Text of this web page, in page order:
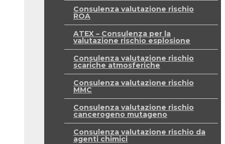
Consulenza valutazione rischio
ROA
ATEX – Consulenza per la
valutazione rischio esplosione
Consulenza valutazione rischio
scariche atmosferiche
Consulenza valutazione rischio
MMC
Consulenza valutazione rischio
cancerogeno mutageno
Consulenza valutazione rischio da
agenti chimici